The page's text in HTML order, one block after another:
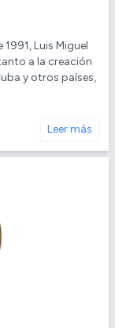
Luis Miguel
a la creación
y otros países,
Leer más